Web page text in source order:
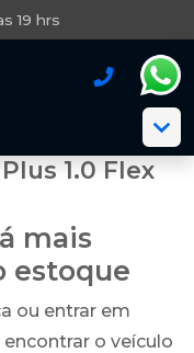
19 hrs
1.0 Flex
mais
estoque
ou entrar em
o veículo